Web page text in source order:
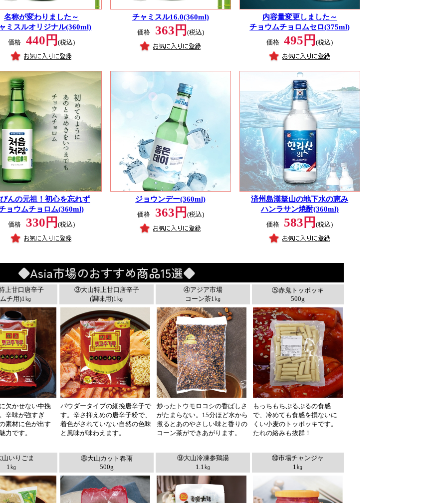
名称が変わりました～
ミスルオリジナル(360ml)
価格 440円 (税込)
チャミスル16.0(360ml)
価格 363円 (税込)
内容量変更しました～
チョウムチョロムセロ(375ml)
価格 495円(税込)
んの元祖！初心を忘れず
ョウムチョロム(360ml)
価格 330円 (税込)
ジョウンデー(360ml)
価格 363円 (税込)
済州島漢拏山の地下水の恵み
ハンラサン焼酎(360ml)
価格 583円(税込)